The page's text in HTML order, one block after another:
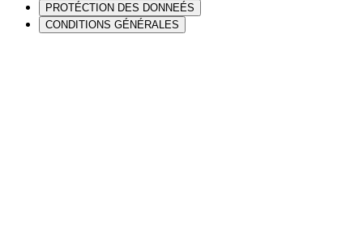
PROTÉCTION DES DONNEÉS
CONDITIONS GÉNÉRALES